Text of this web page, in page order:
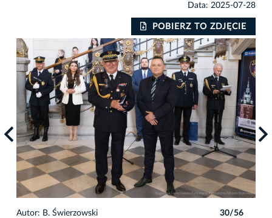
Data: 2025-07-28
POBIERZ TO ZDJĘCIE
Autor: B. Świerzowski 30/56